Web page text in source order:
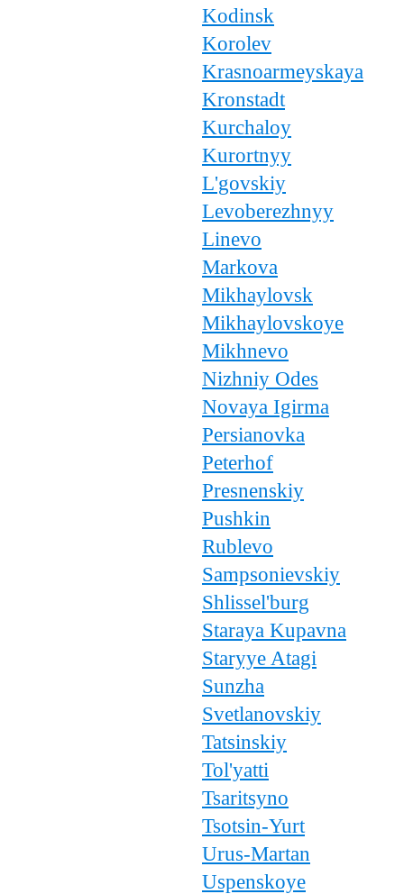
Kodinsk
Korolev
Krasnoarmeyskaya
Kronstadt
Kurchaloy
Kurortnyy
L'govskiy
Levoberezhnyy
Linevo
Markova
Mikhaylovsk
Mikhaylovskoye
Mikhnevo
Nizhniy Odes
Novaya Igirma
Persianovka
Peterhof
Presnenskiy
Pushkin
Rublevo
Sampsonievskiy
Shlissel'burg
Staraya Kupavna
Staryye Atagi
Sunzha
Svetlanovskiy
Tatsinskiy
Tol'yatti
Tsaritsyno
Tsotsin-Yurt
Urus-Martan
Uspenskoye